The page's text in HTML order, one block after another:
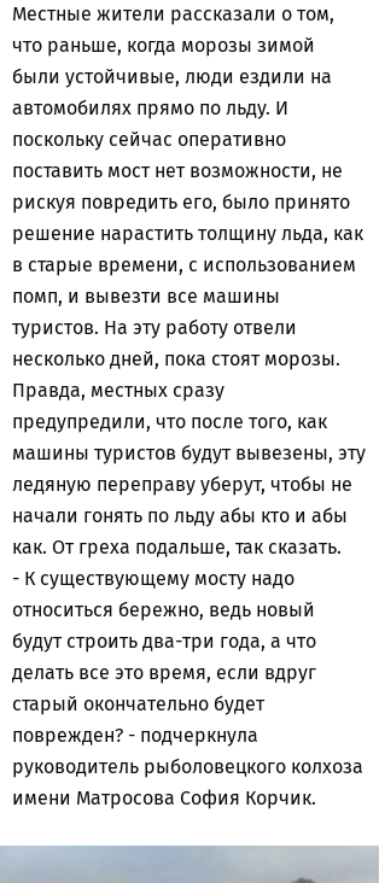
Местные жители рассказали о том,
что раньше, когда морозы зимой
были устойчивые, люди ездили на
автомобилях прямо по льду. И
поскольку сейчас оперативно
поставить мост нет возможности, не
рискуя повредить его, было принято
решение нарастить толщину льда, как
в старые времени, с использованием
помп, и вывезти все машины
туристов. На эту работу отвели
несколько дней, пока стоят морозы.
Правда, местных сразу
предупредили, что после того, как
машины туристов будут вывезены, эту
ледяную переправу уберут, чтобы не
начали гонять по льду абы кто и абы
как. От греха подальше, так сказать.
- К существующему мосту надо
относиться бережно, ведь новый
будут строить два-три года, а что
делать все это время, если вдруг
старый окончательно будет
поврежден? - подчеркнула
руководитель рыболовецкого колхоза
имени Матросова София Корчик.